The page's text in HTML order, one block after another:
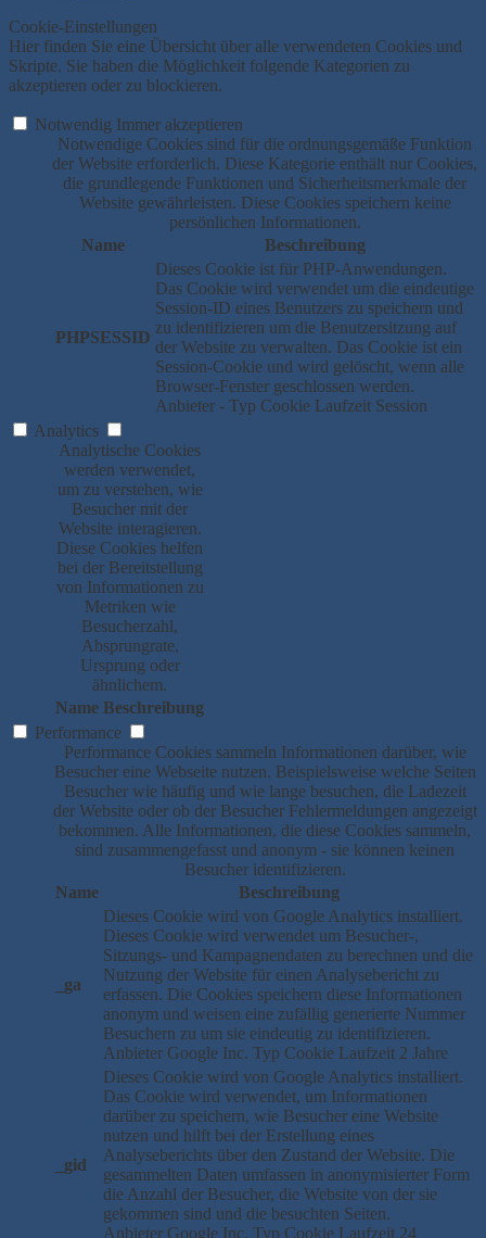
Cookie-Einstellungen
Hier finden Sie eine Übersicht über alle verwendeten Cookies und
Skripte. Sie haben die Möglichkeit folgende Kategorien zu
akzeptieren oder zu blockieren.
Notwendig Immer akzeptieren
Notwendige Cookies sind für die ordnungsgemäße Funktion
der Website erforderlich. Diese Kategorie enthält nur Cookies,
die grundlegende Funktionen und Sicherheitsmerkmale der
Website gewährleisten. Diese Cookies speichern keine
persönlichen Informationen.
Name
Beschreibung
PHPSESSID
Dieses Cookie ist für PHP-Anwendungen.
Das Cookie wird verwendet um die eindeutige
Session-ID eines Benutzers zu speichern und
zu identifizieren um die Benutzersitzung auf
der Website zu verwalten. Das Cookie ist ein
Session-Cookie und wird gelöscht, wenn alle
Browser-Fenster geschlossen werden.
Anbieter - Typ Cookie Laufzeit Session
Analytics
Analytische Cookies
werden verwendet,
um zu verstehen, wie
Besucher mit der
Website interagieren.
Diese Cookies helfen
bei der Bereitstellung
von Informationen zu
Metriken wie
Besucherzahl,
Absprungrate,
Ursprung oder
ähnlichem.
Name Beschreibung
Performance
Performance Cookies sammeln Informationen darüber, wie
Besucher eine Webseite nutzen. Beispielsweise welche Seiten
Besucher wie häufig und wie lange besuchen, die Ladezeit
der Website oder ob der Besucher Fehlermeldungen angezeigt
bekommen. Alle Informationen, die diese Cookies sammeln,
sind zusammengefasst und anonym - sie können keinen
Besucher identifizieren.
Name
Beschreibung
_ga
Dieses Cookie wird von Google Analytics installiert.
Dieses Cookie wird verwendet um Besucher-,
Sitzungs- und Kampagnendaten zu berechnen und die
Nutzung der Website für einen Analysebericht zu
erfassen. Die Cookies speichern diese Informationen
anonym und weisen eine zufällig generierte Nummer
Besuchern zu um sie eindeutig zu identifizieren.
Anbieter Google Inc. Typ Cookie Laufzeit 2 Jahre
_gid
Dieses Cookie wird von Google Analytics installiert.
Das Cookie wird verwendet, um Informationen
darüber zu speichern, wie Besucher eine Website
nutzen und hilft bei der Erstellung eines
Analyseberichts über den Zustand der Website. Die
gesammelten Daten umfassen in anonymisierter Form
die Anzahl der Besucher, die Website von der sie
gekommen sind und die besuchten Seiten.
Anbieter Google Inc. Typ Cookie Laufzeit 24